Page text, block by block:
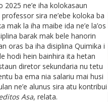
ne’e iha kolokasaun
sira ne’ebe koloka ba
mak la iha maibe ida ne’e la’os
barak mak bele hanorin
oras ba iha disiplina Quimika i
hodi hein bainhira ita hetan
diretor sekundaria nu tetu
ba ema nia salariu mai husi
ne’e alunus sira atu kontribui
Asa, relata.